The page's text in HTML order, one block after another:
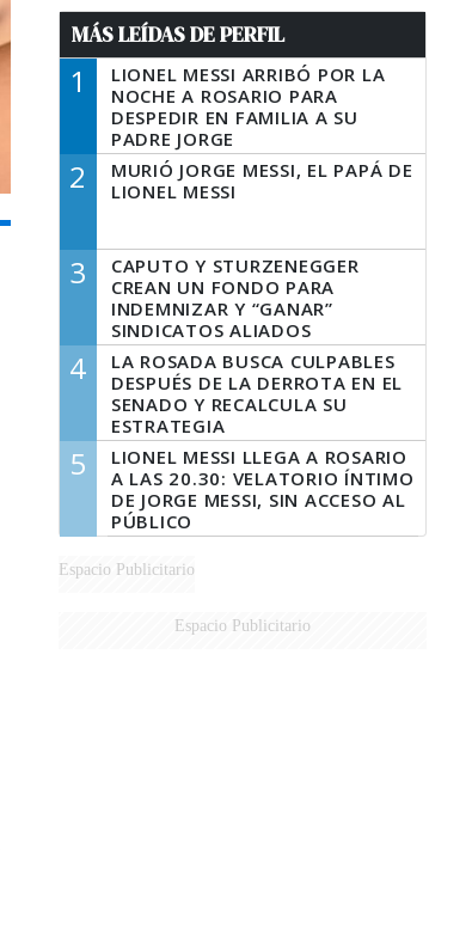
MÁS LEÍDAS DE PERFIL
1
LIONEL MESSI ARRIBÓ POR LA
NOCHE A ROSARIO PARA
DESPEDIR EN FAMILIA A SU
PADRE JORGE
2
MURIÓ JORGE MESSI, EL PAPÁ DE
LIONEL MESSI
3
CAPUTO Y STURZENEGGER
CREAN UN FONDO PARA
INDEMNIZAR Y “GANAR”
SINDICATOS ALIADOS
4
LA ROSADA BUSCA CULPABLES
DESPUÉS DE LA DERROTA EN EL
SENADO Y RECALCULA SU
ESTRATEGIA
5
LIONEL MESSI LLEGA A ROSARIO
A LAS 20.30: VELATORIO ÍNTIMO
DE JORGE MESSI, SIN ACCESO AL
PÚBLICO
Espacio Publicitario
Espacio Publicitario